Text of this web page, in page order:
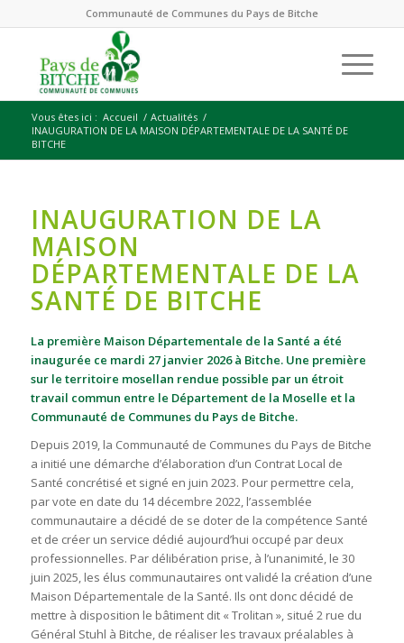
Communauté de Communes du Pays de Bitche
Vous êtes ici : Accueil / Actualités /
INAUGURATION DE LA MAISON DÉPARTEMENTALE DE LA SANTÉ DE
BITCHE
INAUGURATION DE LA
MAISON
DÉPARTEMENTALE DE LA
SANTÉ DE BITCHE
La première Maison Départementale de la Santé a été
inaugurée ce mardi 27 janvier 2026 à Bitche. Une première
sur le territoire mosellan rendue possible par un étroit
travail commun entre le Département de la Moselle et la
Communauté de Communes du Pays de Bitche.
Depuis 2019, la Communauté de Communes du Pays de Bitche
a initié une démarche d’élaboration d’un Contrat Local de
Santé concrétisé et signé en juin 2023. Pour permettre cela,
par vote en date du 14 décembre 2022, l’assemblée
communautaire a décidé de se doter de la compétence Santé
et de créer un service dédié aujourd’hui occupé par deux
professionnelles. Par délibération prise, à l’unanimité, le 30
juin 2025, les élus communautaires ont validé la création d’une
Maison Départementale de la Santé. Ils ont donc décidé de
mettre à disposition le bâtiment dit « Trolitan », situé 2 rue du
Général Stuhl à Bitche, de réaliser les travaux préalables à